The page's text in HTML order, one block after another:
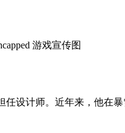
任设计师。近年来，他在